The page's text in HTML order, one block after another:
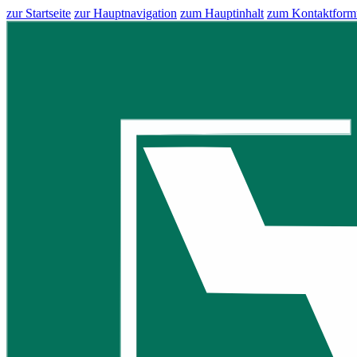
zur Startseite zur Hauptnavigation zum Hauptinhalt zum